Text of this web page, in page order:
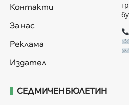
Контакти
За нас
Реклама
Издател
СЕДМИЧЕН БЮЛЕТИН